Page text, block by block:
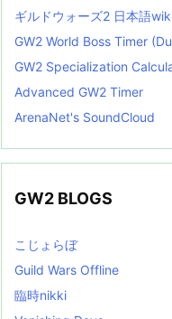
ギルドウォーズ2 日本語
GW2 World Boss Timer
GW2 Specialization
Advanced GW2 Timer
ArenaNet's SoundCloud
GW2 BLOGS
こじょらぼ
Guild Wars Offline
臨時nikki